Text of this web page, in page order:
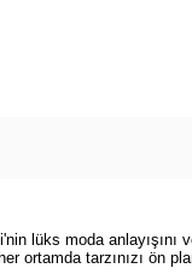
lüks moda anlayışını
ortamda tarzınızı ön